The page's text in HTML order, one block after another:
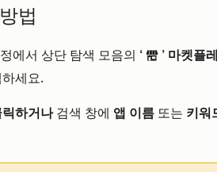
법
에서 상단 탐색 모음의 ‘ marketplace ’ 마켓플
세요.
하거나 검색 창에 앱 이름 또는 키워